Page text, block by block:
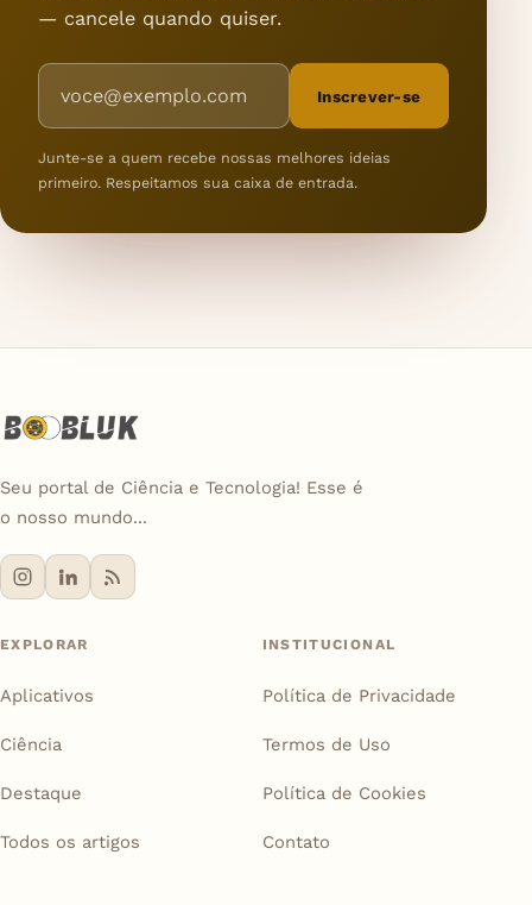
— cancele quando quiser.
Endereço de e-mail
Inscrever-se
Junte-se a quem recebe nossas melhores ideias
primeiro. Respeitamos sua caixa de entrada.
Seu portal de Ciência e Tecnologia! Esse é
o nosso mundo...
EXPLORAR
Aplicativos
Ciência
Destaque
Todos os artigos
INSTITUCIONAL
Política de Privacidade
Termos de Uso
Política de Cookies
Contato